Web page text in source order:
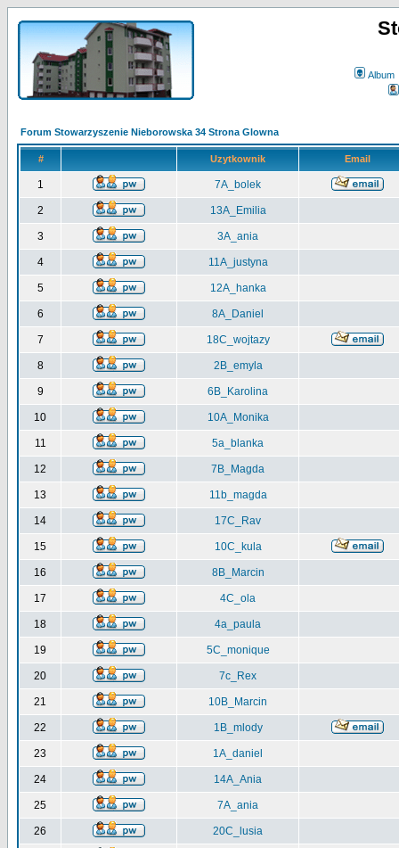
Album
Forum Stowarzyszenie Nieborowska 34 Strona Glowna
# Uzytkownik Email
1 7A_bolek
2 13A_Emilia
3 3A_ania
4 11A_justyna
5 12A_hanka
6 8A_Daniel
7 18C_wojtazy
8 2B_emyla
9 6B_Karolina
10 10A_Monika
11 5a_blanka
12 7B_Magda
13 11b_magda
14 17C_Rav
15 10C_kula
16 8B_Marcin
17 4C_ola
18 4a_paula
19 5C_monique
20 7c_Rex
21 10B_Marcin
22 1B_mlody
23 1A_daniel
24 14A_Ania
25 7A_ania
26 20C_lusia